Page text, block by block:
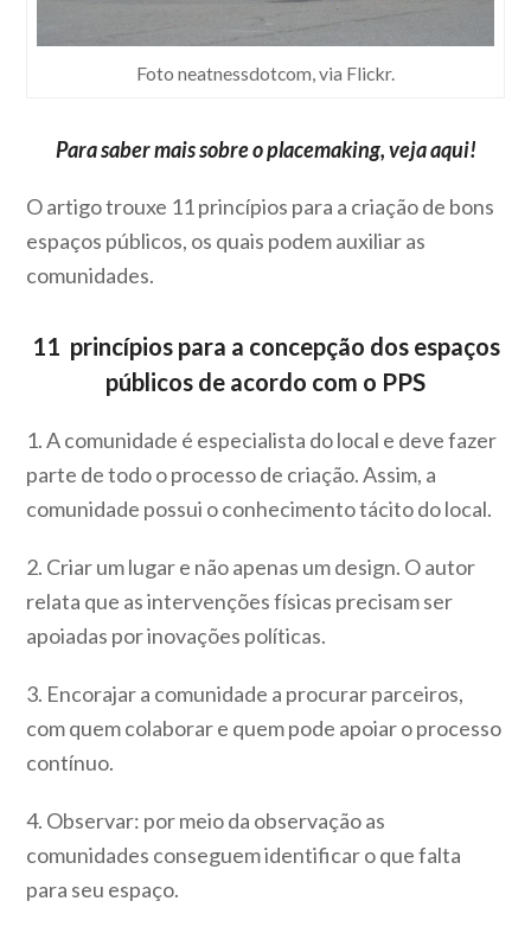
Foto neatnessdotcom, via Flickr.
Para saber mais sobre o placemaking, vejaaqui!
O artigo trouxe 11 princípios para a criação de bons
espaços públicos, os quais podem auxiliar as
comunidades.
11 princípios para a concepção dos espaços
públicos de acordo com o PPS
1. A comunidade é especialista do local e deve fazer
parte de todo o processo de criação. Assim, a
comunidade possui o conhecimento tácito do local.
2. Criar um lugar e não apenas um design. O autor
relata que as intervenções físicas precisam ser
apoiadas por inovações políticas.
3. Encorajar a comunidade a procurar parceiros,
com quem colaborar e quem pode apoiar o processo
contínuo.
4. Observar: por meio da observação as
comunidades conseguem identificar o que falta
para seu espaço.